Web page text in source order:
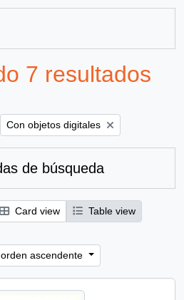
7 resultados
Remove filter:
Con objetos digitales
de búsqueda
Card view
Table view
ascendente